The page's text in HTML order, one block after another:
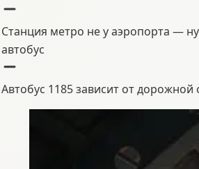
Станция метро не у аэропорта —
автобус
Автобус 1185 зависит от дорожной